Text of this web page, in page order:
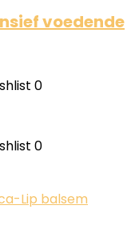
voedende
0
0